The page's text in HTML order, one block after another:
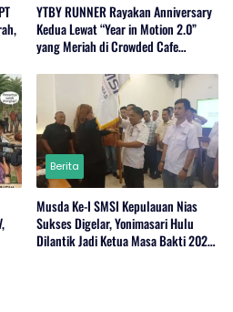
YTBY RUNNER Rayakan Anniversary
Kedua Lewat “Year in Motion 2.0”
yang Meriah di Crowded Cafe
Berita
Musda Ke-I SMSI Kepulauan Nias
Sukses Digelar, Yonimasari Hulu
Dilantik Jadi Ketua Masa Bakti 2026-